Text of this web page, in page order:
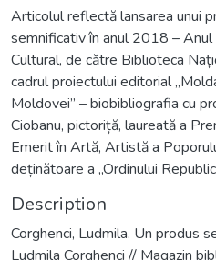
Articolul reflectă lansarea unui
semnificativ în anul 2018 –
Cultural, de către Biblioteca
cadrul proiectului editorial
Moldovei” – biobibliografia cu
Ciobanu, pictoriță, laureată a
Emerit în Artă, Artistă a
deținătoare a „Ordinului
Description
Corghenci, Ludmila. Un produs
Ludmila Corghenci // Magazin